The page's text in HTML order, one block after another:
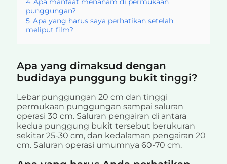
punggungan?
5 Apa yang harus saya perhatikan setelah
meliput film?
Apa yang dimaksud dengan
budidaya punggung bukit tinggi?
Lebar punggungan 20 cm dan tinggi
permukaan punggungan sampai saluran
operasi 30 cm. Saluran pengairan di antara
kedua punggung bukit tersebut berukuran
sekitar 25-30 cm, dan kedalaman pengairan 20
cm. Saluran operasi umumnya 60-70 cm.